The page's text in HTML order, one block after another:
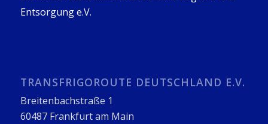
Entsorgung e.V.
TRANSFRIGOROUTE DEUTSCHLAND E.V.
Breitenbachstraße 1
60487 Frankfurt am Main